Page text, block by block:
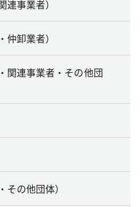
事業者）
卸業者）
関連事業者・その他団
の他団体）